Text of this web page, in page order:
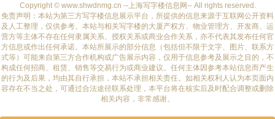
Copyright © www.shwdnmg.cn --上海写字楼信息网-- All rights reserved.
免责声明：本站为第三方写字楼信息展示平台，所提供的信息来源于互联网公开资料
及人工整理，仅供参考。本站与相关写字楼的大厦产权方、物业管理方、开发商、运
营方等主体不存在任何隶属关系、授权关系或商业合作关系，亦不代表其发布任何官
方信息或作出任何承诺。本站所展示的部分信息（包括但不限于文字、图片、联系方
式等）可能来自第三方合作机构或广告展示内容，仅用于信息参考及展示之目的，不
构成任何招商、租赁、销售等交易行为或商业建议。任何主体因参考本站信息而产生
的行为及后果，均由其自行承担，本站不承担相关责任。如相关权利人认为本页面内
容存在不当之处，可通过合法途径联系处理，本平台将在核实后及时配合调整或删除
相关内容，非常感谢。